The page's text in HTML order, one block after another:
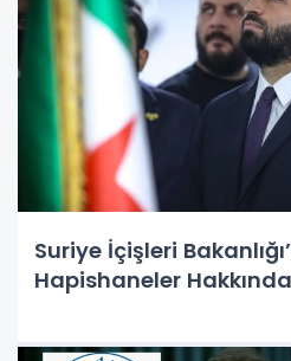
Suriye İçişleri
Hapishaneler